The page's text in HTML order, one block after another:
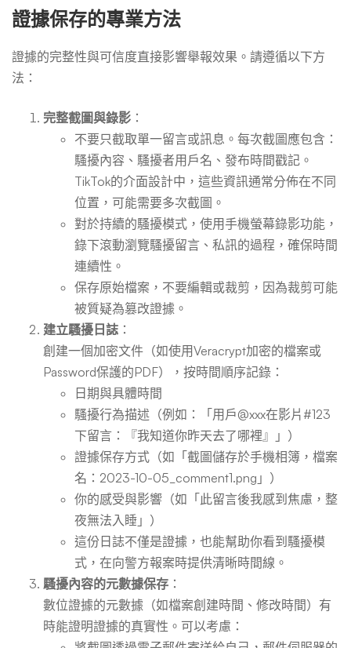
證據保存的專業方法
證據的完整性與可信度直接影響舉報效果。請遵循以下方
法：
完整截圖與錄影 ：
不要只截取單一留言或訊息。每次截圖應包含：
騷擾內容、騷擾者用戶名、發布時間戳記。
TikTok的介面設計中，這些資訊通常分佈在不同
位置，可能需要多次截圖。
對於持續的騷擾模式，使用手機螢幕錄影功能，
錄下滾動瀏覽騷擾留言、私訊的過程，確保時間
連續性。
保存原始檔案，不要編輯或裁剪，因為裁剪可能
被質疑為篡改證據。
建立騷擾日誌 ：
創建一個加密文件（如使用Veracrypt加密的檔案或
Password保護的PDF），按時間順序記錄：
日期與具體時間
騷擾行為描述（例如：「用戶@xxx在影片#123
下留言：『我知道你昨天去了哪裡』」）
證據保存方式（如「截圖儲存於手機相簿，檔案
名：2023-10-05_comment1.png」）
你的感受與影響（如「此留言後我感到焦慮，整
夜無法入睡」）
這份日誌不僅是證據，也能幫助你看到騷擾模
式，在向警方報案時提供清晰時間線。
騷擾內容的元數據保存 ：
數位證據的元數據（如檔案創建時間、修改時間）有
時能證明證據的真實性。可以考慮：